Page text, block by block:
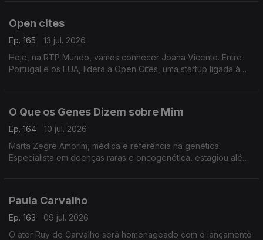
Open cites
Ep. 165
13 jul. 2026
Hoje, na RTP Mundo, vamos conhecer Joana Vicente. Entre
Portugal e os EUA, lidera a Open Cites, uma startup ligada à
O Que os Genes Dizem sobre Mim
Ep. 164
10 jul. 2026
Marta Zegre Amorim, médica e referência na genética.
Especialista em doenças raras e oncogenética, estagiou além-
Paula Carvalho
Ep. 163
09 jul. 2026
O ator Ruy de Carvalho será homenageado com o lançamento